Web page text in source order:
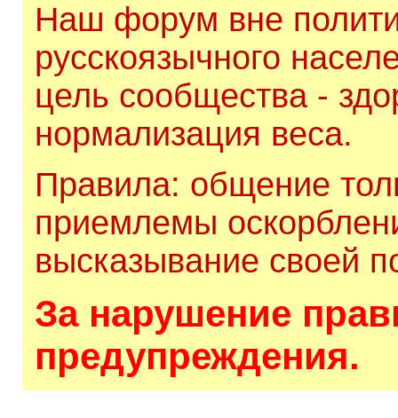
Наш форум вне
русскоязычного
цель сообщества -
нормализация веса.
Правила: общение
приемлемы
высказывание своей
За нарушение
предупреждения.